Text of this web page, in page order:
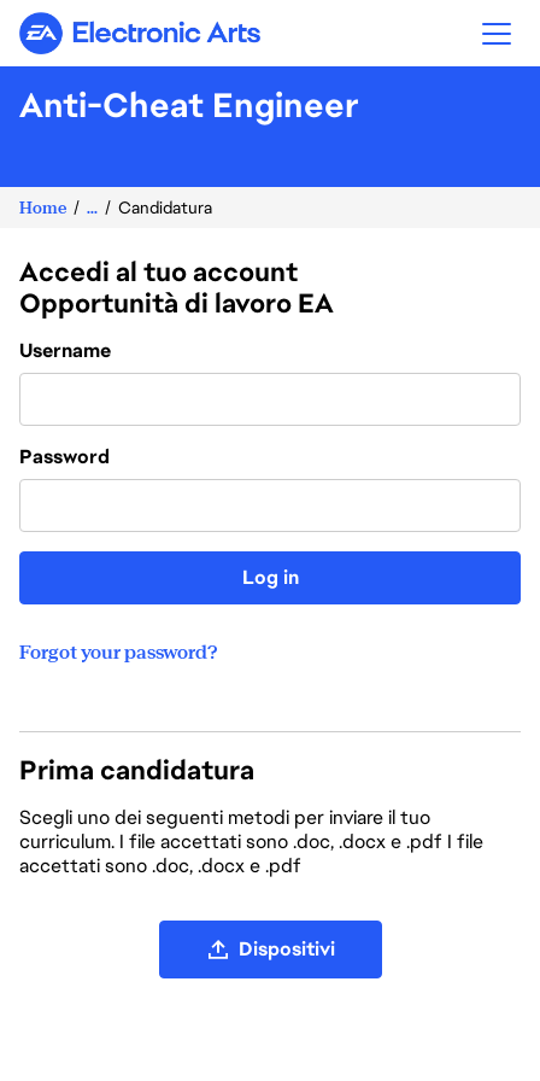
Electronic Arts
Anti-Cheat Engineer
Home ... Candidatura
Accedi al tuo account
Opportunità di lavoro EA
Login
Username
Password
Log in
Forgot your password?
Prima candidatura
Scegli uno dei seguenti metodi per inviare il tuo
curriculum. I file accettati sono .doc, .docx e .pdf I file
accettati sono .doc, .docx e .pdf
Dispositivi